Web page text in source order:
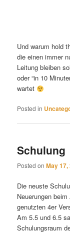
Und warum hold
die einen immer
Leitung bleiben
oder “in 10
wartet
Posted in
Schulung
Posted onMay 17,
Die neuste
Neuerungen
genutzten 4er
Am 5.5 und 6.5
Schulungsraum